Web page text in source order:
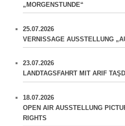
„MORGENSTUNDE“
25.07.2026
VERNISSAGE AUSSTELLUNG
23.07.2026
LANDTAGSFAHRT MIT ARIF
18.07.2026
OPEN AIR AUSSTELLUNG
RIGHTS